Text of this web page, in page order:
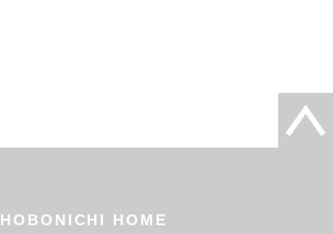
HOBONICHI HOME